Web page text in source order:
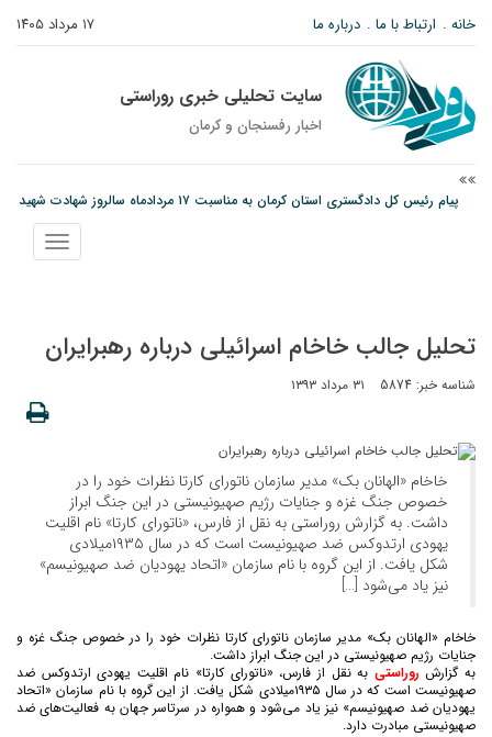
۱۷ مرداد ۱۴۰۵ خانه ارتباط با ما درباره ما
سایت تحلیلی خبری روراستی
اخبار رفسنجان و كرمان
پیام رئیس کل دادگستری استان کرمان به مناسبت ۱۷ مردادماه سالروز شهادت شهید
نمایش
منو
تحلیل جالب خاخام اسرائیلی درباره رهبرایران
شناسه خبر: 5874 ۳۱ مرداد ۱۳۹۳
خاخام «الهانان بک» مدیر سازمان ناتورای کارتا نظرات خود را در
خصوص جنگ غزه و جنایات رژیم صهیونیستی در این جنگ ابراز
داشت. به گزارش روراستی به نقل از فارس، «ناتورای کارتا» نام اقلیت
یهودی ارتدوکس ضد صهیونیست است که در سال ۱۹۳۵میلادی
شکل یافت. از این گروه با نام سازمان «اتحاد یهودیان ضد صهیونیسم»
نیز یاد می‌شود […]
خاخام «الهانان بک» مدیر سازمان ناتورای کارتا نظرات خود را در خصوص جنگ غزه و
جنایات رژیم صهیونیستی در این جنگ ابراز داشت.
به گزارش روراستی به نقل از فارس، «ناتورای کارتا» نام اقلیت یهودی ارتدوکس ضد
صهیونیست است که در سال ۱۹۳۵میلادی شکل یافت. از این گروه با نام سازمان «اتحاد
یهودیان ضد صهیونیسم» نیز یاد می‌شود و همواره در سرتاسر جهان به فعالیت‌های ضد
صهیونیستی مبادرت دارد.